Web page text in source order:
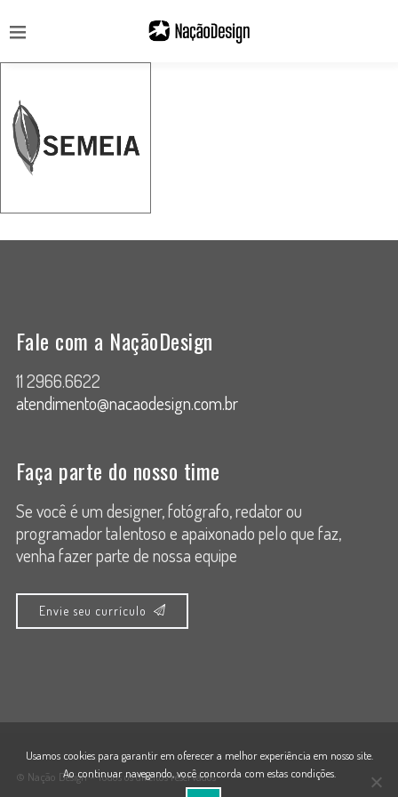
Fale com a NaçãoDesign
11 2966.6622
atendimento@nacaodesign.com.br
Faça parte do nosso time
Se você é um designer, fotógrafo, redator ou
programador talentoso e apaixonado pelo que faz,
venha fazer parte de nossa equipe
Envie seu currículo
© Nação Design - Todos os direitos reservados
Usamos cookies para garantir em oferecer a melhor experiência em nosso site.
Ao continuar navegando, você concorda com estas condições.